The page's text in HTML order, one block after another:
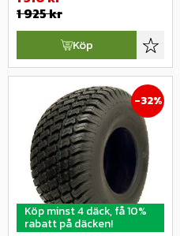
1 925kr
Lägg
Köp
Köp minst 4 däck, få 10%
rabatt på däcken!
32%